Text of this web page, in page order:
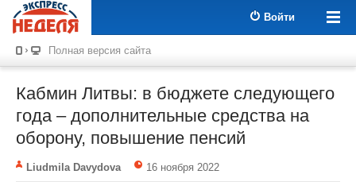
Войти
Полная версия сайта
Кабмин Литвы: в бюджете следующего
года – дополнительные средства на
оборону, повышение пенсий
Liudmila Davydova 16 ноября 2022